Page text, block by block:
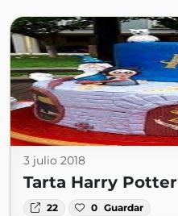
3 julio 2018
Tarta Harry Potter
22 0 Guardar